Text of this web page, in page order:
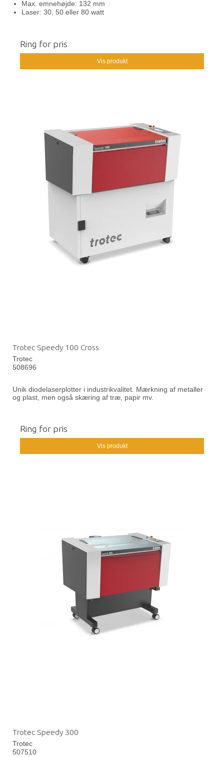
Max. emnehøjde: 132 mm
Laser: 30, 50 eller 80 watt
Ring for pris
Vis produkt
Trotec Speedy 100 Cross
Trotec
508696
Unik diodelaserplotter i industrikvalitet. Mærkning af metaller
og plast, men også skæring af træ, papir mv.
Ring for pris
Vis produkt
Trotec Speedy 300
Trotec
507510